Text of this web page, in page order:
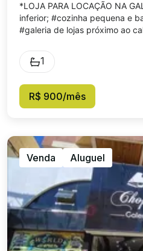
*LOJA PARA LOCAÇÃO NA
inferior; #cozinha pequena e
#galeria de lojas próximo ao
1
R$ 900/mês
Venda Aluguel